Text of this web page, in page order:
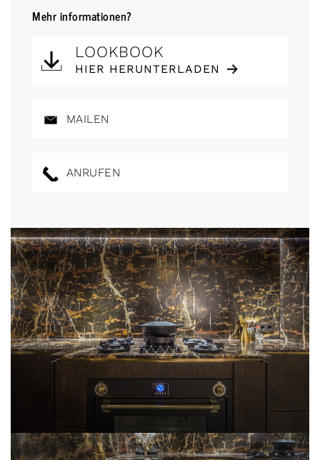
Mehr informationen?
LOOKBOOK
HIER HERUNTERLADEN
MAILEN
ANRUFEN